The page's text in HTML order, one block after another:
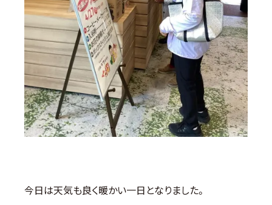
今日は天気も良く暖かい一日となりました。